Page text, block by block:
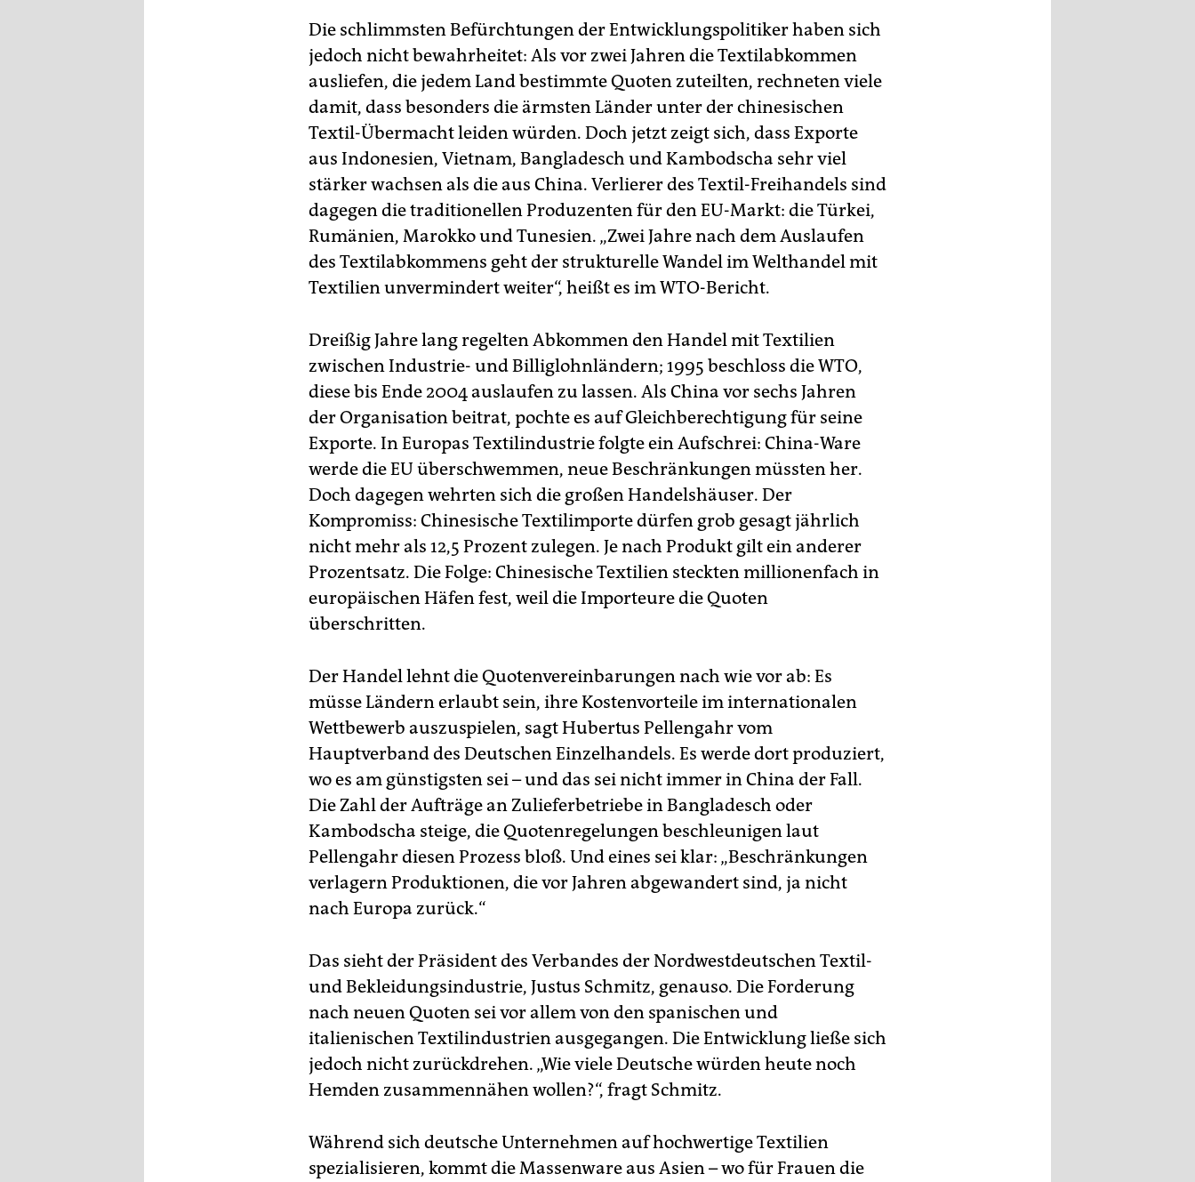
Die schlimmsten Befürchtungen der Entwicklungspolitiker haben sich
jedoch nicht bewahrheitet: Als vor zwei Jahren die Textilabkommen
ausliefen, die jedem Land bestimmte Quoten zuteilten, rechneten viele
damit, dass besonders die ärmsten Länder unter der chinesischen
Textil-Übermacht leiden würden. Doch jetzt zeigt sich, dass Exporte
aus Indonesien, Vietnam, Bangladesch und Kambodscha sehr viel
stärker wachsen als die aus China. Verlierer des Textil-Freihandels sind
dagegen die traditionellen Produzenten für den EU-Markt: die Türkei,
Rumänien, Marokko und Tunesien. „Zwei Jahre nach dem Auslaufen
des Textilabkommens geht der strukturelle Wandel im Welthandel mit
Textilien unvermindert weiter“, heißt es im WTO-Bericht.
Dreißig Jahre lang regelten Abkommen den Handel mit Textilien
zwischen Industrie- und Billiglohnländern; 1995 beschloss die WTO,
diese bis Ende 2004 auslaufen zu lassen. Als China vor sechs Jahren
der Organisation beitrat, pochte es auf Gleichberechtigung für seine
Exporte. In Europas Textilindustrie folgte ein Aufschrei: China-Ware
werde die EU überschwemmen, neue Beschränkungen müssten her.
Doch dagegen wehrten sich die großen Handelshäuser. Der
Kompromiss: Chinesische Textilimporte dürfen grob gesagt jährlich
nicht mehr als 12,5 Prozent zulegen. Je nach Produkt gilt ein anderer
Prozentsatz. Die Folge: Chinesische Textilien steckten millionenfach in
europäischen Häfen fest, weil die Importeure die Quoten
überschritten.
Der Handel lehnt die Quotenvereinbarungen nach wie vor ab: Es
müsse Ländern erlaubt sein, ihre Kostenvorteile im internationalen
Wettbewerb auszuspielen, sagt Hubertus Pellengahr vom
Hauptverband des Deutschen Einzelhandels. Es werde dort produziert,
wo es am günstigsten sei – und das sei nicht immer in China der Fall.
Die Zahl der Aufträge an Zulieferbetriebe in Bangladesch oder
Kambodscha steige, die Quotenregelungen beschleunigen laut
Pellengahr diesen Prozess bloß. Und eines sei klar: „Beschränkungen
verlagern Produktionen, die vor Jahren abgewandert sind, ja nicht
nach Europa zurück.“
Das sieht der Präsident des Verbandes der Nordwestdeutschen Textil-
und Bekleidungsindustrie, Justus Schmitz, genauso. Die Forderung
nach neuen Quoten sei vor allem von den spanischen und
italienischen Textilindustrien ausgegangen. Die Entwicklung ließe sich
jedoch nicht zurückdrehen. „Wie viele Deutsche würden heute noch
Hemden zusammennähen wollen?“, fragt Schmitz.
Während sich deutsche Unternehmen auf hochwertige Textilien
spezialisieren, kommt die Massenware aus Asien – wo für Frauen die